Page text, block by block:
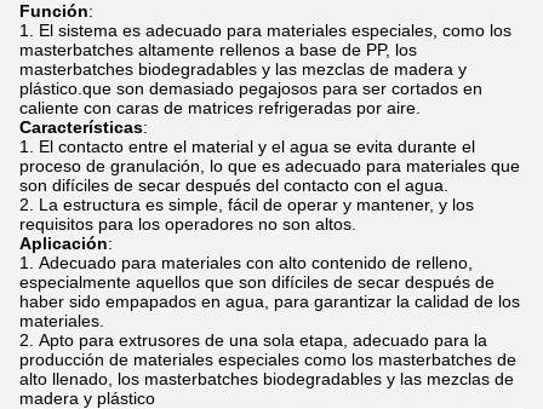
Función:
El sistema es adecuado para materiales especiales, como los
masterbatches altamente rellenos a base de PP, los
masterbatches biodegradables y las mezclas de madera y
plástico.que son demasiado pegajosos para ser cortados en
caliente con caras de matrices refrigeradas por aire.
Características:
El contacto entre el material y el agua se evita durante el
proceso de granulación, lo que es adecuado para materiales que
son difíciles de secar después del contacto con el agua.
La estructura es simple, fácil de operar y mantener, y los
requisitos para los operadores no son altos.
Aplicación:
Adecuado para materiales con alto contenido de relleno,
especialmente aquellos que son difíciles de secar después de
haber sido empapados en agua, para garantizar la calidad de los
materiales.
Apto para extrusores de una sola etapa, adecuado para la
producción de materiales especiales como los masterbatches de
alto llenado, los masterbatches biodegradables y las mezclas de
madera y plástico